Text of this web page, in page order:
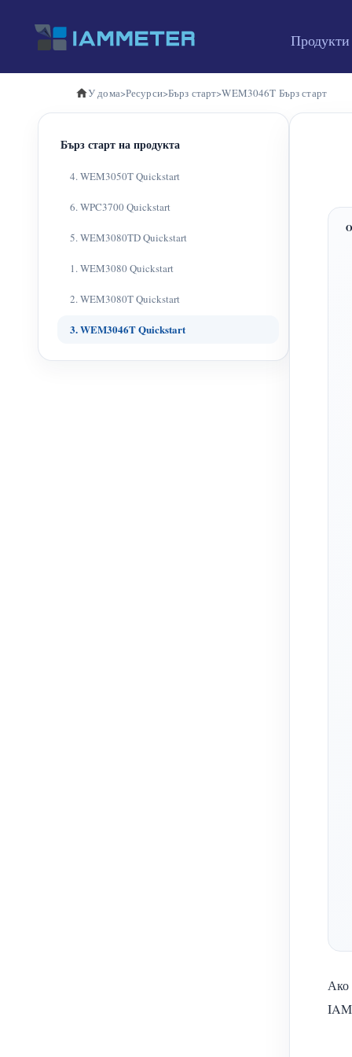
Продукти
У дома>Ресурси>Бърз старт>WEM3046T Бърз старт
Бърз старт на продукта
4. WEM3050T Quickstart
6. WPC3700 Quickstart
5. WEM3080TD Quickstart
1. WEM3080 Quickstart
2. WEM3080T Quickstart
3. WEM3046T Quickstart
Ако